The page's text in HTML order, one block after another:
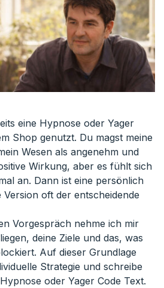
eine Hypnose oder Yager
Shop genutzt. Du magst meine
Wesen als angenehm und
Wirkung, aber es fühlt sich
an. Dann ist eine persönlich
oft der entscheidende
Vorgespräch nehme ich mir
deine Ziele und das, was
Auf dieser Grundlage
Strategie und schreibe
oder Yager Code Text.